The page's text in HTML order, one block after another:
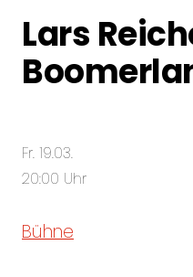
Lars
Fr. 19.03.
20:00 Uhr
Bühne